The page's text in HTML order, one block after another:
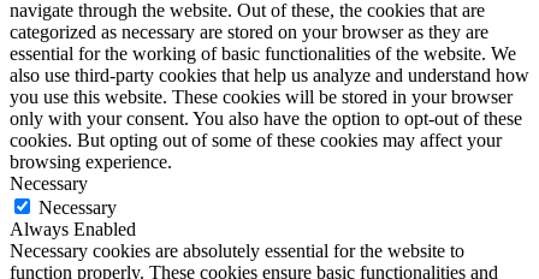
navigate through the website. Out of these, the cookies that are
categorized as necessary are stored on your browser as they are
essential for the working of basic functionalities of the website. We
also use third-party cookies that help us analyze and understand how
you use this website. These cookies will be stored in your browser
only with your consent. You also have the option to opt-out of these
cookies. But opting out of some of these cookies may affect your
browsing experience.
Necessary
Necessary
Always Enabled
Necessary cookies are absolutely essential for the website to
function properly. These cookies ensure basic functionalities and